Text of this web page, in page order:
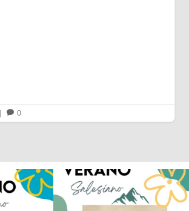
|  0
1º y 2º
2
La diversión y la alegría también se han
sentido...
95 0